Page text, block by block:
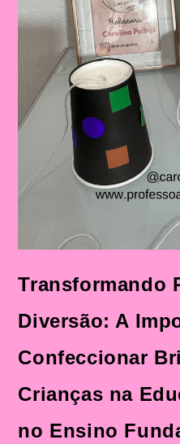
Transformando
Diversão: A
Confeccionar
Crianças na
no Ensino